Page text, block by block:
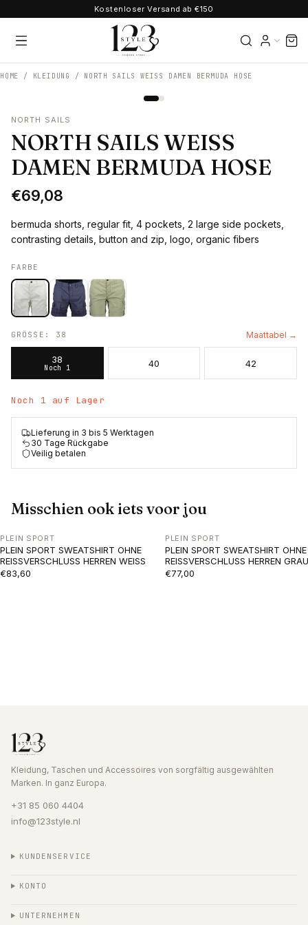
Kostenloser Versand ab €150
HOME / KLEIDUNG / NORTH SAILS WEISS DAMEN BERMUDA HOSE
NORTH SAILS
NORTH SAILS WEISS
DAMEN BERMUDA HOSE
€69,08
bermuda shorts, regular fit, 4 pockets, 2 large side pockets,
contrasting details, button and zip, logo, organic fibers
FARBE
GRÖSSE : 38 Maattabel →
38
Noch 1 40 42
Noch 1 auf Lager
Lieferung in 3 bis 5 Werktagen
30 Tage Rückgabe
Veilig betalen
Misschien ook iets voor jou
PLEIN SPORT
PLEIN SPORT SWEATSHIRT OHNE
REISSVERSCHLUSS HERREN WEISS
€83,60
PLEIN SPORT
PLEIN SPORT SWEATSHIRT OHNE
REISSVERSCHLUSS HERREN GRAU
€77,00
Kleidung, Taschen und Accessoires von sorgfältig ausgewählten
Marken. In ganz Europa.
+31 85 060 4404
info@123style.nl
KUNDENSERVICE
KONTO
UNTERNEHMEN